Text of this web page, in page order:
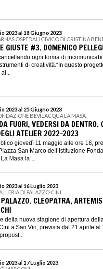
2023 al 18 Giugno 2023
OSPEDALI CIVICO DI CRISTINA
GIUSTE #3. DOMENICO
ogni forma di
di creatività.“In questo
2023 al 25 Giugno 2023
BEVILACQUA LA MASA
FUORI, VEDERSI DA DENTRO.
ATELIER 2022-2023
giovedì 11 maggio alle ore 18,
San Marco dell’Istituzione
Masa la ...
2023 al 16 Luglio 2023
DI PALAZZO CINI
CLEOPATRA,
della nuova stagione di apertura
a San Vio, prevista dal 21 aprile al
2023 al 17 Luglio 2023